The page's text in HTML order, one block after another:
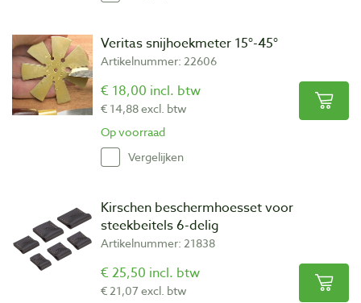
Veritas snijhoekmeter 15°-45°
Artikelnummer: 22606
€ 18,00 incl. btw
€ 14,88 excl. btw
Op voorraad
Vergelijken
Kirschen beschermhoesset voor
steekbeitels 6-delig
Artikelnummer: 21838
€ 25,50 incl. btw
€ 21,07 excl. btw